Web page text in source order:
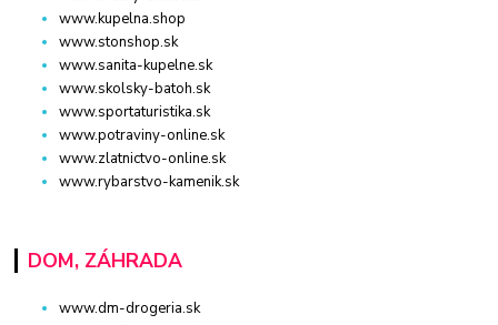
www.kupelna.shop
www.stonshop.sk
www.sanita-kupelne.sk
www.skolsky-batoh.sk
www.sportaturistika.sk
www.potraviny-online.sk
www.zlatnictvo-online.sk
www.rybarstvo-kamenik.sk
DOM, ZÁHRADA
www.dm-drogeria.sk